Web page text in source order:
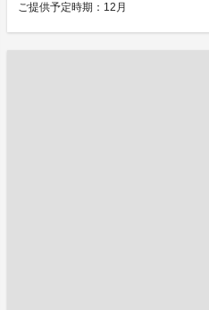
ご提供予定時期：12月